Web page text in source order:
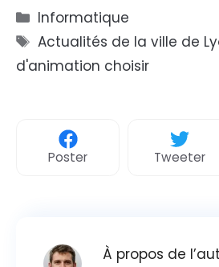
Catégories
Informatique
Étiquettes
Actualités de la ville de
d'animation choisir
Poster Tweeter
À propos de